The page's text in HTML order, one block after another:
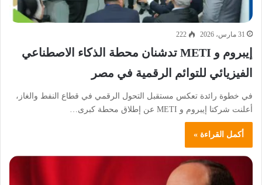
31 مارس، 2026 222
إيبروم و METI تدشنان محطة الذكاء الاصطناعي
الفيزيائي للتوائم الرقمية في مصر
في خطوة رائدة تعكس مستقبل التحول الرقمي في قطاع النفط والغاز،
أعلنت شركتا إيبروم و METI عن إطلاق محطة كبرى…
أكمل القراءة »